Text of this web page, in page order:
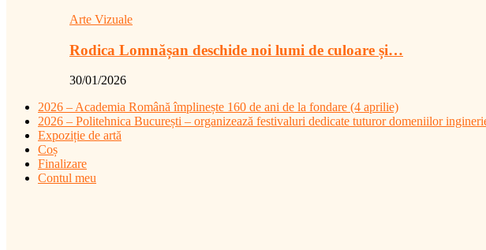
Arte Vizuale
Rodica Lomnășan deschide noi lumi de culoare și…
30/01/2026
2026 – Academia Română împlinește 160 de ani de la fondare (4 aprilie)
2026 – Politehnica București – organizează festivaluri dedicate tuturor domeniilor
Expoziție de artă
Coș
Finalizare
Contul meu